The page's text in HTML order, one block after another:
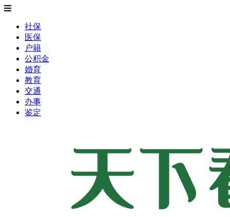
社保
医保
户籍
公积金
婚育
教育
交通
办事
鉴定